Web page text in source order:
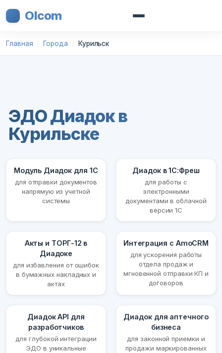
Olcom
Главная Города Курильск
ЭДО Диадок в
Курильске
Модуль Диадок для 1С
для отправки документов
напрямую из учетной
системы
Диадок в 1С:Фреш
для работы с
электронными
документами в облачной
версии 1С
Акты и ТОРГ-12 в
Диадоке
для избавления от ошибок
в бумажных накладных и
актах
Интеграция с AmoCRM
для ускорения работы
отдела продаж и
мгновенной отправки КП и
договоров
Диадок API для
разработчиков
для глубокой интеграции
ЭДО в уникальные
Диадок для аптечного
бизнеса
для законной приемки и
продажи маркированных